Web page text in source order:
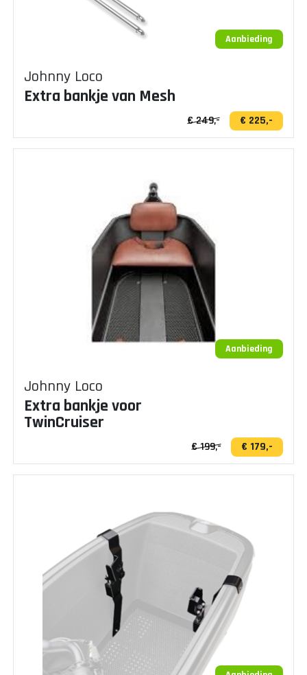
Aanbieding
Johnny Loco
Extra bankje van Mesh
€ 225,-
€ 249,-
Aanbieding
Johnny Loco
Extra bankje voor
TwinCruiser
€ 179,-
€ 199,-